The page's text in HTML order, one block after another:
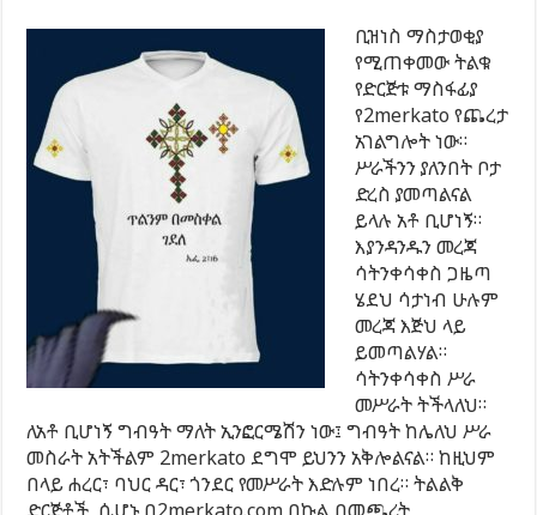
ቢዝነስ ማስታወቂያ
የሚጠቀመው ትልቁ
የድርጅቱ ማስፋፊያ
የ2merkato የጨረታ
አገልግሎት ነው።
ሥራችንን ያለንበት ቦታ
ድረስ ያመጣልናል
ይላሉ አቶ ቢሆነኝ።
እያንዳንዱን መረጃ
ሳትንቀሳቀስ ጋዜጣ
ሄደህ ሳታነብ ሁሉም
መረጃ እጅህ ላይ
ይመጣልሃል።
ሳትንቀሳቀስ ሥራ
መሥራት ትችላለህ።
ለአቶ ቢሆነኝ ግብዓት ማለት ኢንፎርሜሽን ነው፤ ግብዓት ከሌለህ ሥራ
መስራት አትችልም 2merkato ደግሞ ይህንን አቅሎልናል። ከዚህም
በላይ ሐረር፣ ባህር ዳር፣ ጎንደር የመሥራት እድሉም ነበረ። ትልልቅ